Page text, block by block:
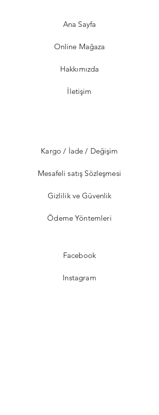
Ana Sayfa
Online Mağaza
Hakkımızda
İletişim
Kargo / İade / Değişim
Mesafeli satış Sözleşmesi
Gizlilik ve Güvenlik
Ödeme Yöntemleri
Facebook
Instagram